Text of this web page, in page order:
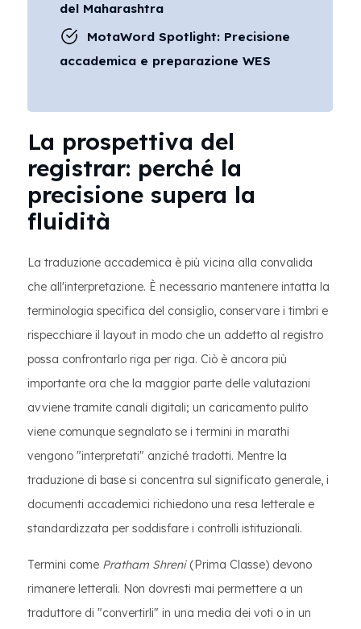
del Maharashtra
MotaWord Spotlight: Precisione
accademica e preparazione WES
La prospettiva del
registrar: perché la
precisione supera la
fluidità
La traduzione accademica è più vicina alla convalida
che all'interpretazione. È necessario mantenere intatta la
terminologia specifica del consiglio, conservare i timbri e
rispecchiare il layout in modo che un addetto al registro
possa confrontarlo riga per riga. Ciò è ancora più
importante ora che la maggior parte delle valutazioni
avviene tramite canali digitali; un caricamento pulito
viene comunque segnalato se i termini in marathi
vengono "interpretati" anziché tradotti. Mentre la
traduzione di base si concentra sul significato generale, i
documenti accademici richiedono una resa letterale e
standardizzata per soddisfare i controlli istituzionali.
Termini come Pratham Shreni(Prima Classe) devono
rimanere letterali. Non dovresti mai permettere a un
traduttore di "convertirli" in una media dei voti o in un